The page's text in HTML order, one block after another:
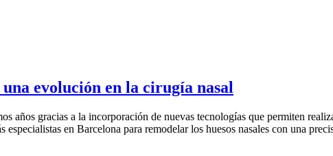
evolución en la cirugía nasal
años gracias a la incorporación de nuevas tecnologías que permiten
en Barcelona para remodelar los huesos nasales con una